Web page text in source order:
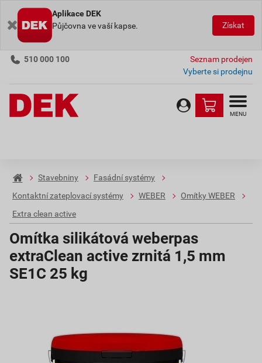
Aplikace DEK
Půjčovna ve vaší kapse.
Získat
510 000 100
Seznam prodejen
Vyberte si prodejnu
MENU
Stavebniny
Fasádní systémy
Kontaktní zateplovací systémy
WEBER
Omítky WEBER
Extra clean active
Omítka silikátová weberpas
extraClean active zrnitá 1,5 mm
SE1C 25 kg